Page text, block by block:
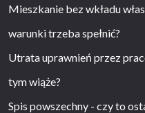
Mieszkanie bez wkładu
warunki trzeba spełnić?
Utrata uprawnień przez
tym wiąże?
Spis powszechny - czy to